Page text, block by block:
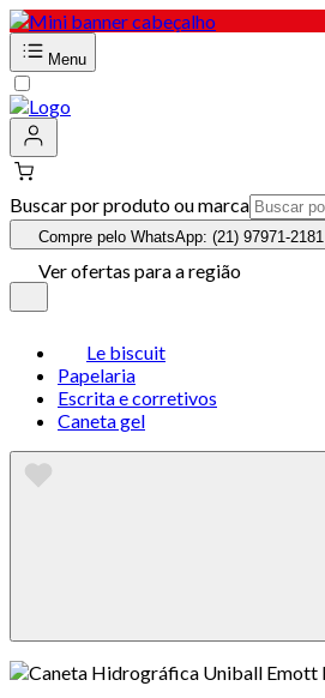
Menu
Buscar por produto ou marca
Compre pelo WhatsApp: (21) 97971-2181
Ver ofertas para a região
Le biscuit
Papelaria
Escrita e corretivos
Caneta gel